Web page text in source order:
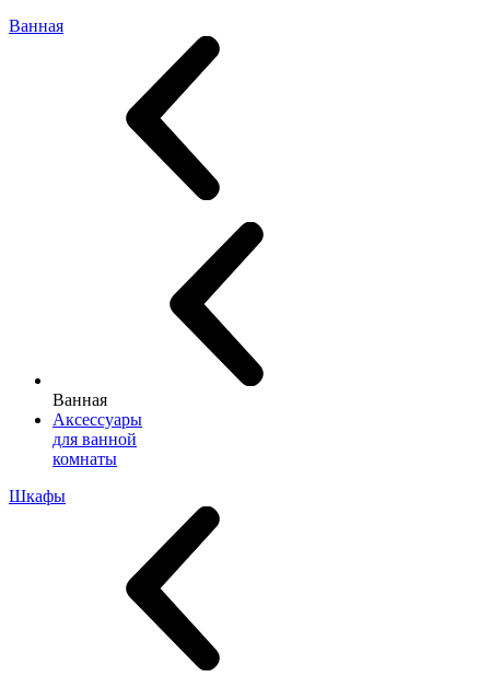
Ванная
Ванная
Аксессуары
для ванной
комнаты
Шкафы